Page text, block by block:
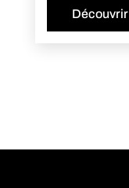
Découvrir